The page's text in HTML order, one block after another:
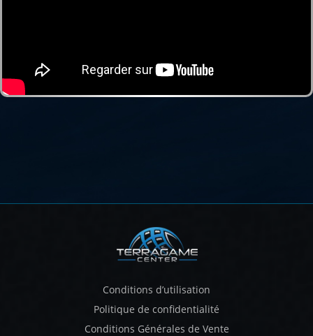
Conditions d’utilisation
Politique de confidentialité
Conditions Générales de Vente